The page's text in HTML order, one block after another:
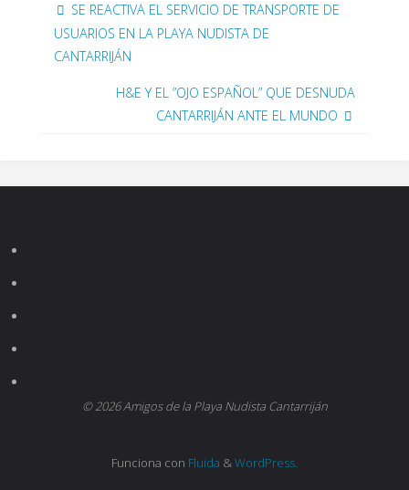
SE REACTIVA EL SERVICIO DE TRANSPORTE DE
USUARIOS EN LA PLAYA NUDISTA DE
CANTARRIJÁN
H&E Y EL ”OJO ESPAÑOL” QUE DESNUDA
CANTARRIJÁN ANTE EL MUNDO
© 2026 Amigos de la Playa Nudista Cantarriján
Funciona con Fluida & WordPress.